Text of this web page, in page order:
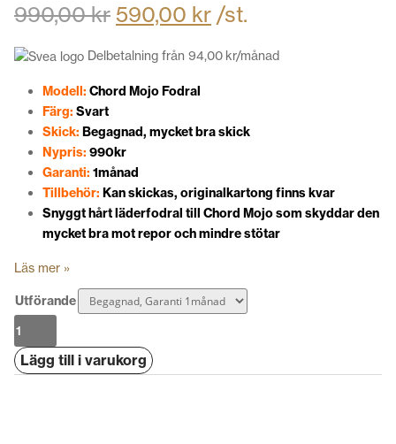
990,00kr 590,00 kr /st.
Delbetalning från 94,00 kr/månad
Modell: Chord Mojo Fodral
Färg: Svart
Skick: Begagnad, mycket bra skick
Nypris: 990kr
Garanti: 1månad
Tillbehör: Kan skickas, originalkartong finns kvar
Snyggt hårt läderfodral till Chord Mojo som skyddar den
mycket bra mot repor och mindre stötar
Läs mer »
Utförande
Chord
Mojo
Fodral
Lägg till i varukorg